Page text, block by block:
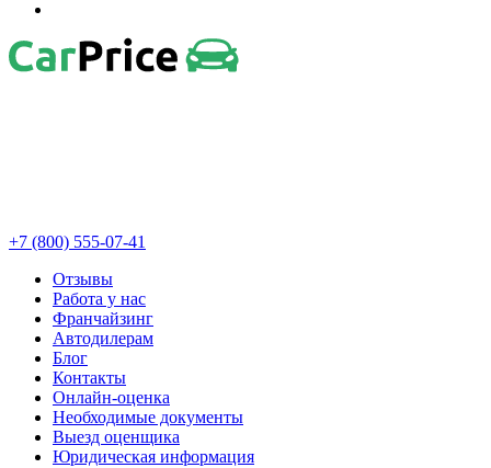
+7 (800) 555-07-41
Отзывы
Работа у нас
Франчайзинг
Автодилерам
Блог
Контакты
Онлайн-оценка
Необходимые документы
Выезд оценщика
Юридическая информация